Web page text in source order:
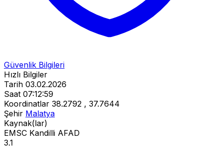
Güvenlik Bilgileri
Hızlı Bilgiler
Tarih 03.02.2026
Saat 07:12:59
Koordinatlar 38.2792 , 37.7644
Şehir Malatya
Kaynak(lar)
EMSC Kandilli AFAD
3.1